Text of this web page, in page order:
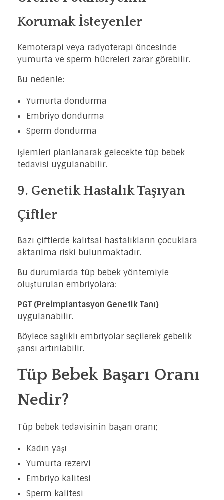
Korumak İsteyenler
Kemoterapi veya radyoterapi öncesinde
yumurta ve sperm hücreleri zarar görebilir.
Bu nedenle:
Yumurta dondurma
Embriyo dondurma
Sperm dondurma
işlemleri planlanarak gelecekte tüp bebek
tedavisi uygulanabilir.
9. Genetik Hastalık Taşıyan
Çiftler
Bazı çiftlerde kalıtsal hastalıkların çocuklara
aktarılma riski bulunmaktadır.
Bu durumlarda tüp bebek yöntemiyle
oluşturulan embriyolara:
PGT (Preimplantasyon Genetik Tanı)
uygulanabilir.
Böylece sağlıklı embriyolar seçilerek gebelik
şansı artırılabilir.
Tüp Bebek Başarı Oranı
Nedir?
Tüp bebek tedavisinin başarı oranı;
Kadın yaşı
Yumurta rezervi
Embriyo kalitesi
Sperm kalitesi